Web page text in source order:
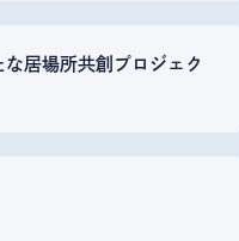
居場所共創プロジェク